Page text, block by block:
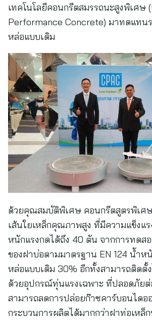
เทคโนโลยีคอนกรีตสมรรถนะสูงพิเศษ
Performance Concrete) มาทดแทน
หล่อแบบเดิม
ด้วยคุณสมบัติพิเศษ คอนกรีตสูตรพิเศ
เส้นใยเหล็กคุณภาพสูง ที่มีความแข็งแ
หนักแรงกดได้ถึง 40 ตัน จากการทดส
ของฝาบ่อตามมาตรฐาน EN 124 น้ำห
หล่อแบบเดิม 30% อีกทั้งสามารถติดตั้
ด้วยอุปกรณ์ทุ่นแรงเฉพาะ ที่ปลอดภัย
สามารถลดการปล่อยก๊าซคาร์บอนไดอ
กระบวนการผลิตได้มากกว่าฝาท่อเหล็